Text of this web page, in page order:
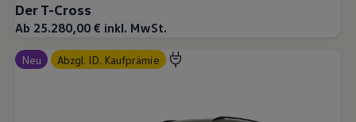
Der T-Cross
Ab 25.280,00 € inkl. MwSt.
Neu abzgl. ID. Kaufprämie